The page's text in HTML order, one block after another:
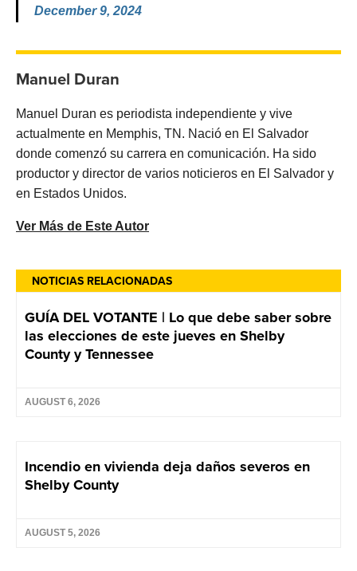
NOTICIAS RELACIONADAS
GUÍA DEL VOTANTE | Lo que debe saber sobre
las elecciones de este jueves en Shelby
County y Tennessee
AUGUST 6, 2026
Incendio en vivienda deja daños severos en
Shelby County
AUGUST 5, 2026
December 9, 2024
Manuel Duran
Manuel Duran es periodista independiente y vive
actualmente en Memphis, TN. Nació en El Salvador
donde comenzó su carrera en comunicación. Ha sido
productor y director de varios noticieros en El Salvador y
en Estados Unidos.
Ver Más de Este Autor